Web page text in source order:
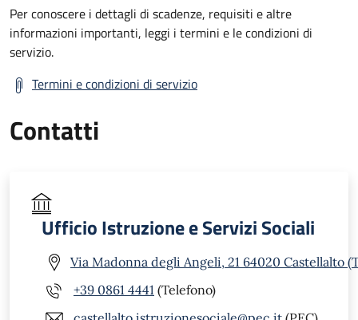
Per conoscere i dettagli di scadenze, requisiti e altre
informazioni importanti, leggi i termini e le condizioni di
servizio.
Termini e condizioni di servizio
Contatti
Ufficio Istruzione e Servizi Sociali
Via Madonna degli Angeli, 21 64020 Castellalto
+39 0861 4441 (Telefono)